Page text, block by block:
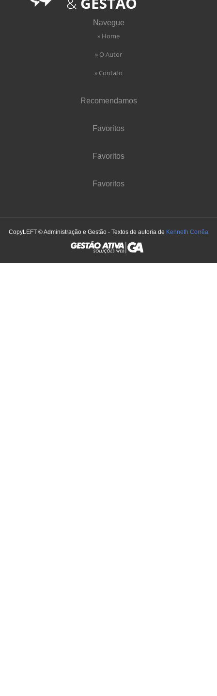
Navegue
» Home
» O Autor
» Contato
Recomendamos
Favoritos
Favoritos
Favoritos
CopyLEFT © Administração e Gestão - Textos de autoria de Kenneth Corrêa